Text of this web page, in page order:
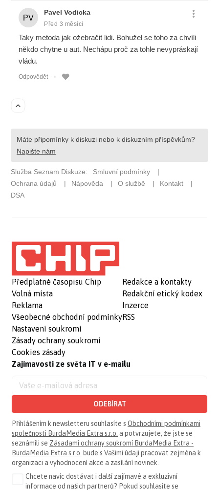
Předplatné časopisu Chip
Volná místa
Reklama
Všeobecné obchodní podmínky
Nastavení soukromí
Zásady ochrany soukromí
Cookies zásady
Redakce a kontakty
Redakční etický kodex
Inzerce
RSS
Zajímavosti ze světa IT v e-mailu
ODEBÍRAT
Přihlášením k newsletteru souhlasíte s Obchodními podmínkami
společnosti BurdaMedia Extra s.r.o. a potvrzujete, že jste se
seznámili se Zásadami ochrany soukromí BurdaMedia Extra -
BurdaMedia Extra s.r.o. bude s Vašimi údaji pracovat zejména k
organizaci a vyhodnocení akce a zasílání novinek.
Chcete navíc dostávat i další zajímavé a exkluzivní
informace od našich partnerů? Pokud souhlasíte se